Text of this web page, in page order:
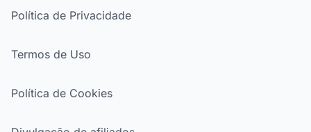
Política de Privacidade
Termos de Uso
Política de Cookies